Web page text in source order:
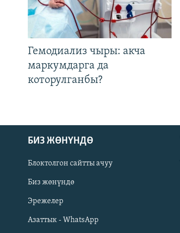
Русский
ОНЛАЙН ШЕРИНЕ
Гемодиализ чыры: акча
маркумдарга да
которулганбы?
БИЗ ЖӨНҮНДӨ
Блоктолгон сайтты ачуу
Биз жөнүндө
Эрежелер
Азаттык - WhatsApp